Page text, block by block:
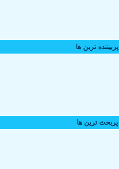
پربیننده ترین ها
پربحث ترین ها